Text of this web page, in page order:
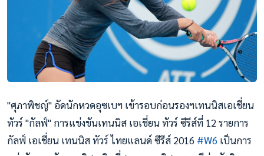
"ศุภาพิชญ์" อัดนักหวดอุซเบฯ เข้ารอบก่อนรองฯเทนนิสเอเชี่ยน
ทัวร์ "กัลฟ์" การแข่งขันเทนนิส เอเชี่ยน ทัวร์ ซีรีส์ที่ 12 รายการ
กัลฟ์ เอเชี่ยน เทนนิส ทัวร์ ไทยแลนด์ ซีรีส์ 2016 #W6 เป็นการ